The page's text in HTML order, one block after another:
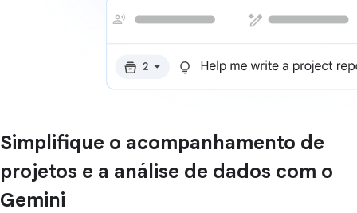
Simplifique o acompanhamento de
projetos e a análise de dados com o
Gemini